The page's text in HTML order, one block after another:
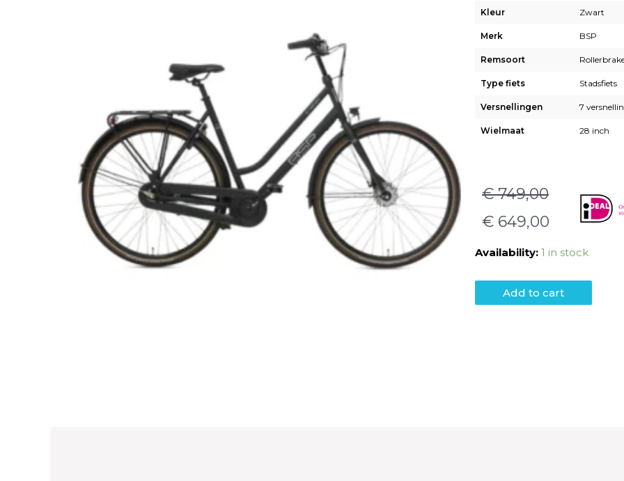
Kleur Zwart
Merk BSP
Remsoort
Type fiets Stadsfiets
Versnellingen 7
Wielmaat 28 inch
€749,00
€ 649,00
Availability: 1 in stock
Add to cart